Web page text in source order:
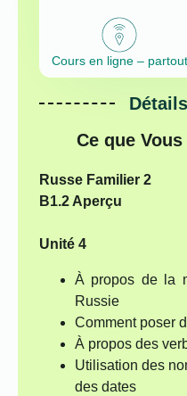
Cours en ligne – partout
Ce que
Russe Familier 2
B1.2 Aperçu
Unité 4
À propos de la
Russie
Comment poser
À propos des
Utilisation des
des dates